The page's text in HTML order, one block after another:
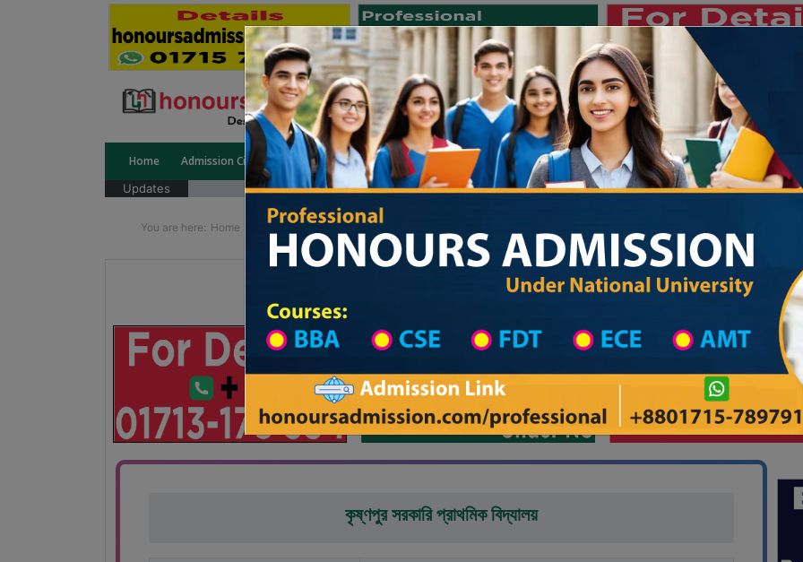
Home Admission Circular Public University Private University International University University College
Updates জাতীয় বিশ্ববিদ্যালয় ২০২৫-২৬ শিক্ষাবর্ষের
You are here: Home School Category Division List
Private University Admission
কৃষ্ণপুর সরকারি প্রাথমিক বিদ্যালয়